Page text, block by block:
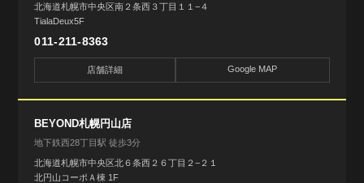
北海道札幌市中央区南２条西３丁目１１−４
TialaDeux5F
011-211-8363
店舗詳細 Google MAP
BEYOND札幌円山店
地下鉄西28丁目駅 徒歩3分
北海道札幌市中央区北６条西２６丁目２−２１
北円山コーポＡ棟 1F